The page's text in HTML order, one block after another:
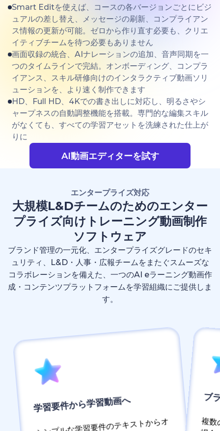
Smart Editを使えば、コースの各バージョンごとにビジ
ュアルの差し替え、メッセージの刷新、コンプライアン
ス情報の更新が可能。ゼロから作り直す必要も、クリエ
イティブチームを待つ必要もありません
画面収録の統合、AIナレーションの追加、音声同期を一
つのタイムラインで完結。オンボーディング、コンプラ
イアンス、スキル研修向けのインタラクティブ動画ソリ
ューションを、より速く制作できます
HD、Full HD、4Kでの書き出しに対応し、明るさやシ
ャープネスの自動調整機能を搭載。専門的な編集スキル
がなくても、すべての学習アセットを洗練された仕上が
りに
AI動画エディターを試す
エンタープライズ対応
大規模L&Dチームのためのエンター
プライズ向けトレーニング動画制作
ソフトウェア
ブランド管理の一元化、エンタープライズグレードのセキ
ュリティ、L&D・人事・広報チームをまたぐスムーズな
コラボレーションを備えた、一つのAI eラーニング動画作
成・コンテンツプラットフォームを学習組織にご提供しま
す。
学習要件から学習動画へ ブ
複数の